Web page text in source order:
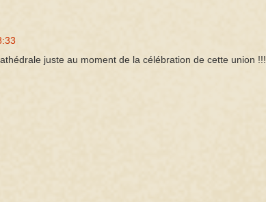
juste au moment de la célébration de cette union !!!